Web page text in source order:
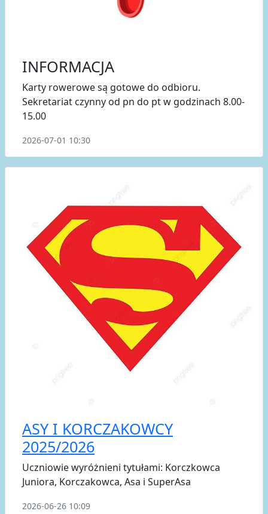
INFORMACJA
Karty rowerowe są gotowe do odbioru.
Sekretariat czynny od pn do pt w godzinach 8.00-
15.00
2026-07-01 10:30
ASY I KORCZAKOWCY
2025/2026
Uczniowie wyróżnieni tytułami: Korczkowca
Juniora, Korczakowca, Asa i SuperAsa
2026-06-26 10:09